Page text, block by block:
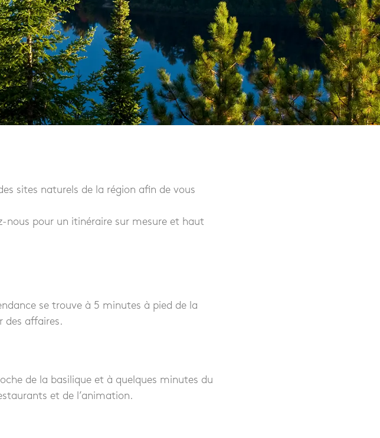
sites naturels de la région afin de vous
nous pour un itinéraire sur mesure et haut
se trouve à 5 minutes à pied de la
des affaires.
de la basilique et à quelques minutes du
et de l’animation.